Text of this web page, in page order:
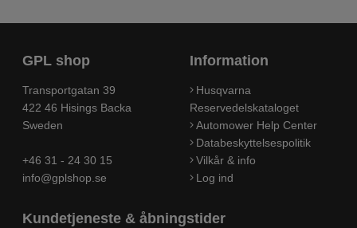
GPL shop
Transportgatan 39
422 46 Hisings Backa
Sweden
+46 31 - 24 30 15
info@gplshop.se
Information
Husqvarna
Reservedelskataloget
Automower Help Center
Databeskyttelsespolitik
Vilkår & info
Log ind
Kundetjeneste & åbningstider